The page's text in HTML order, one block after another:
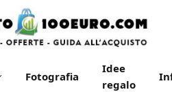
Fotografia
Idee
regalo